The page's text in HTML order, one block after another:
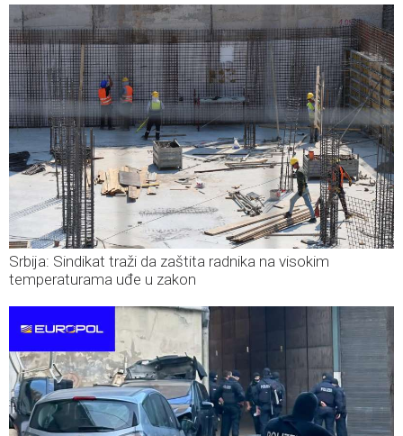
Srbija: Sindikat traži da zaštita radnika na visokim
temperaturama uđe u zakon